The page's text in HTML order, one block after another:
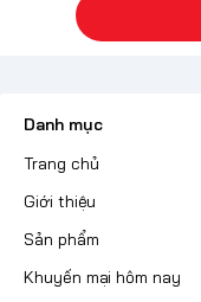
Danh mục
Trang chủ
Giới thiệu
Sản phẩm
Khuyến mại hôm nay